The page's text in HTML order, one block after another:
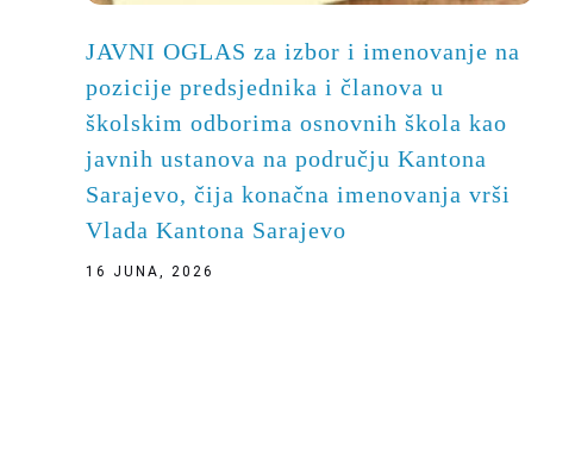
JAVNI OGLAS za izbor i imenovanje na
pozicije predsjednika i članova u
školskim odborima osnovnih škola kao
javnih ustanova na području Kantona
Sarajevo, čija konačna imenovanja vrši
Vlada Kantona Sarajevo
16 JUNA, 2026